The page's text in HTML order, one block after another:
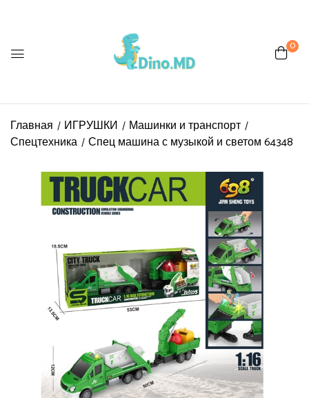
0
Главная ИГРУШКИ
Машинки и транспорт
Спецтехника Спец машина с музыкой и светом 64348